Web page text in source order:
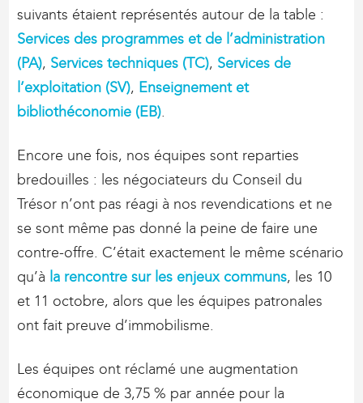
suivants étaient représentés autour de la table :
Services des programmes et de l’administration
(PA), Services techniques (TC), Services de
l’exploitation (SV), Enseignement et
bibliothéconomie (EB).
Encore une fois, nos équipes sont reparties
bredouilles : les négociateurs du Conseil du
Trésor n’ont pas réagi à nos revendications et ne
se sont même pas donné la peine de faire une
contre-offre. C’était exactement le même scénario
qu’à la rencontre sur les enjeux communs, les 10
et 11 octobre, alors que les équipes patronales
ont fait preuve d’immobilisme.
Les équipes ont réclamé une augmentation
économique de 3,75 % par année pour la